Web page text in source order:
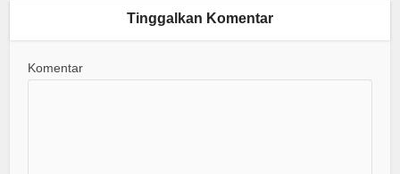
Tinggalkan Komentar
Komentar